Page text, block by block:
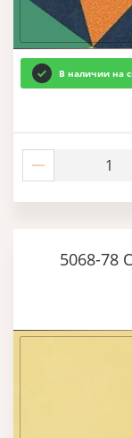
В наличии на
5068-78